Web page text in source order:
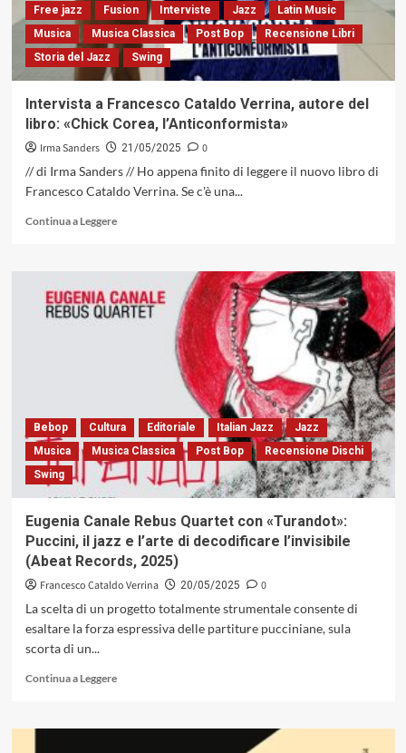
con
«R-
Esistenze»,
perfetti
quadri
ed
emozionali
(Filibusta
2025)
Free jazz
Fusion Interviste Jazz
Latin Music
Musica
Musica Classica Post Bop
Recensione Libri
Storia del Jazz
Swing
Intervista a Francesco Cataldo Verrina, autore del
libro: «Chick Corea, l’Anticonformista»
Irma Sanders 21/05/2025
0
// di Irma Sanders // Ho appena finito di leggere il nuovo libro di
Francesco Cataldo Verrina. Se c'è una...
Continua a LeggereLeggi
Intervista
a
Francesco
«Chick
Corea,
l’Anticonformista»
Bebop Cultura Editoriale Italian Jazz
Jazz
Musica
Musica Classica Post Bop
Recensione Dischi
Swing
Eugenia Canale Rebus Quartet con «Turandot»:
Puccini, il jazz e l’arte di decodificare l’invisibile
(Abeat Records, 2025)
Francesco Cataldo Verrina 20/05/2025
0
La scelta di un progetto totalmente strumentale consente di
esaltare la forza espressiva delle partiture pucciniane, sula
scorta di un...
Continua a LeggereLeggi
su